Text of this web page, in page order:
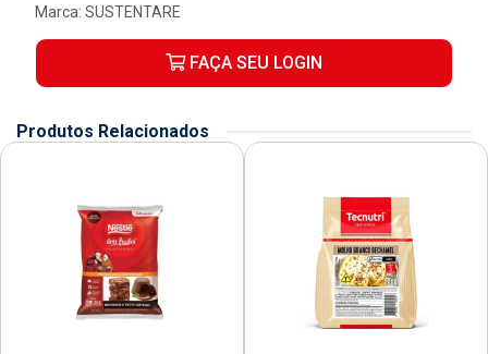
Marca: SUSTENTARE
FAÇA SEU LOGIN
Produtos Relacionados